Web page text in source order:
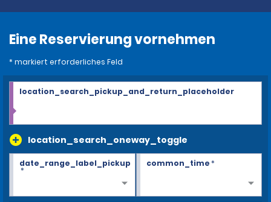
Eine Reservierung vornehmen
* markiert erforderliches Feld
location_search_oneway_toggle
location_search_pickup_and_return_placeholder
date_range_label_pickup
*
common_time*